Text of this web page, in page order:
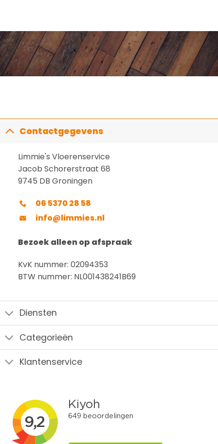
Contactgegevens
Limmie's Vloerenservice
Jacob Schorerstraat 68
9745 DB Groningen
06 5370 28 58
info@limmies.nl
Bezoek alleen op afspraak
KvK nummer: 02094353
BTW nummer: NL001438241B69
Diensten
Categorieën
Klantenservice